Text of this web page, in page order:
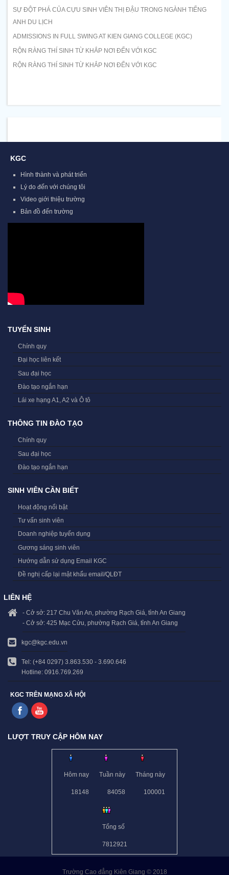
SỰ ĐỘT PHÁ CỦA CỰU SINH VIÊN THỊ ĐẬU TRONG NGÀNH TIẾNG
ANH DU LỊCH
ADMISSIONS IN FULL SWING AT KIEN GIANG COLLEGE (KGC)
RỘN RÀNG THÍ SINH TỪ KHẮP NƠI ĐẾN VỚI KGC
RỘN RÀNG THÍ SINH TỪ KHẮP NƠI ĐẾN VỚI KGC
KGC
Hình thành và phát triển
Lý do đến với chúng tôi
Video giới thiệu trường
Bản đồ đến trường
TUYỂN SINH
Chính quy
Đại học liên kết
Sau đại học
Đào tạo ngắn hạn
Lái xe hạng A1, A2 và Ô tô
THÔNG TIN ĐÀO TẠO
Chính quy
Sau đại học
Đào tạo ngắn hạn
SINH VIÊN CẦN BIẾT
Hoạt động nổi bật
Tư vấn sinh viên
Doanh nghiệp tuyển dụng
Gương sáng sinh viên
Hướng dẫn sử dụng Email KGC
Đề nghị cấp lại mật khẩu email/QLĐT
LIÊN HỆ
- Cở sở: 217 Chu Văn An, phường Rạch Giá, tỉnh An Giang
- Cở sở: 425 Mạc Cửu, phường Rạch Giá, tỉnh An Giang
kgc@kgc.edu.vn
Tel: (+84 0297) 3.863.530 - 3.690.646
Hotline: 0916.769.269
KGC TRÊN MẠNG XÃ HỘI
LƯỢT TRUY CẬP HÔM NAY
Hôm nay
18148
Tuần này
84058
Tháng này
100001
Tổng số
7812921
Trường Cao đẳng Kiên Giang © 2018